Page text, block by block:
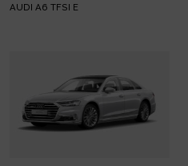
AUDI A6 TFSI E